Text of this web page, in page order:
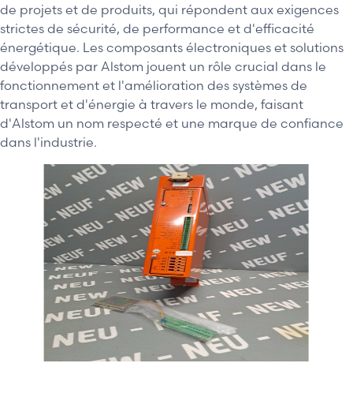
de projets et de produits, qui répondent aux exigences
strictes de sécurité, de performance et d'efficacité
énergétique. Les composants électroniques et solutions
développés par Alstom jouent un rôle crucial dans le
fonctionnement et l'amélioration des systèmes de
transport et d'énergie à travers le monde, faisant
d'Alstom un nom respecté et une marque de confiance
dans l'industrie.